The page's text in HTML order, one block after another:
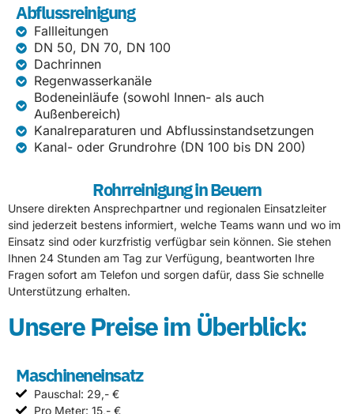
Abflussreinigung
Fallleitungen
DN 50, DN 70, DN 100
Dachrinnen
Regenwasserkanäle
Bodeneinläufe (sowohl Innen- als auch
Außenbereich)
Kanalreparaturen und Abflussinstandsetzungen
Kanal- oder Grundrohre (DN 100 bis DN 200)
Rohrreinigung in Beuern
Unsere direkten Ansprechpartner und regionalen Einsatzleiter
sind jederzeit bestens informiert, welche Teams wann und wo im
Einsatz sind oder kurzfristig verfügbar sein können. Sie stehen
Ihnen 24 Stunden am Tag zur Verfügung, beantworten Ihre
Fragen sofort am Telefon und sorgen dafür, dass Sie schnelle
Unterstützung erhalten.
Unsere Preise im Überblick:
Maschineneinsatz
Pauschal: 29,- €
Pro Meter: 15,- €